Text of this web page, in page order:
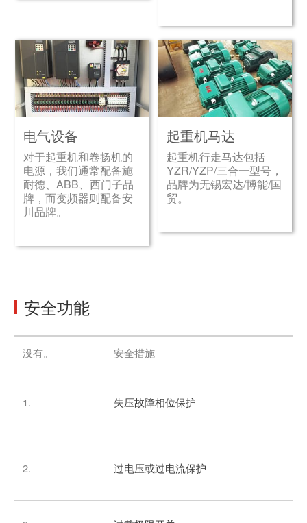
电气设备
对于起重机和卷扬机的
电源，我们通常配备施
耐德、ABB、西门子品
牌，而变频器则配备安
川品牌。
起重机马达
起重机行走马达包括
YZR/YZP/三合一型号，
品牌为无锡宏达/博能/国
贸。
安全功能
没有。 安全措施
1. 失压故障相位保护
2. 过电压或过电流保护